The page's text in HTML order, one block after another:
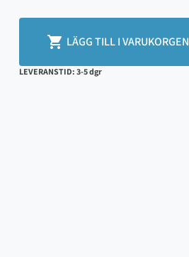
 LÄGG TILL I VARUKORGEN
LEVERANSTID: 3-5 dgr